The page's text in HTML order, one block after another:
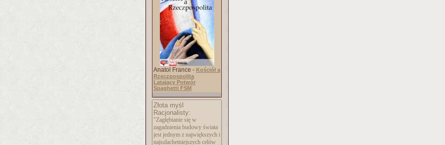
Anatol France - Kościół a
Rzeczpospolita
Latający Potwór
Spaghetti FSM
Złota myśl
Racjonalisty:
"Zagłębianie się w
zagadnienia budowy świata
jest jednym z największych i
najszlachetniejszych celów